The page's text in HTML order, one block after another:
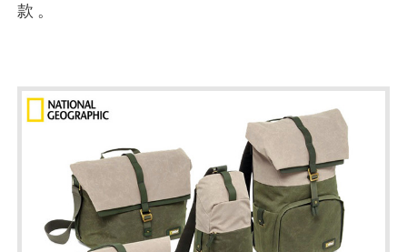
款。